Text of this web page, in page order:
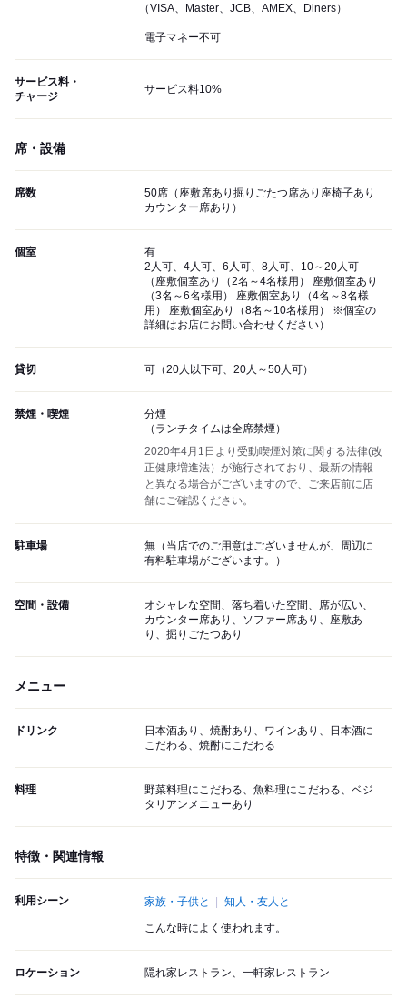
（VISA、Master、JCB、AMEX、Diners）
電子マネー不可
サービス料・
チャージ
サービス料10%
席・設備
席数
50席（座敷席あり掘りごたつ席あり座椅子あり
カウンター席あり）
個室
有
2人可、4人可、6人可、8人可、10～20人可
（座敷個室あり（2名～4名様用） 座敷個室あり
（3名～6名様用） 座敷個室あり（4名～8名様
用） 座敷個室あり（8名～10名様用） ※個室の
詳細はお店にお問い合わせください）
貸切 可（20人以下可、20人～50人可）
禁煙・喫煙
分煙
（ランチタイムは全席禁煙）
2020年4月1日より受動喫煙対策に関する法律(改
正健康増進法）が施行されており、最新の情報
と異なる場合がございますので、ご来店前に店
舗にご確認ください。
駐車場
無（当店でのご用意はございませんが、周辺に
有料駐車場がございます。）
空間・設備
オシャレな空間、落ち着いた空間、席が広い、
カウンター席あり、ソファー席あり、座敷あ
り、掘りごたつあり
メニュー
ドリンク
日本酒あり、焼酎あり、ワインあり、日本酒に
こだわる、焼酎にこだわる
料理
野菜料理にこだわる、魚料理にこだわる、ベジ
タリアンメニューあり
特徴・関連情報
利用シーン 家族・子供と 知人・友人と
こんな時によく使われます。
ロケーション 隠れ家レストラン、一軒家レストラン